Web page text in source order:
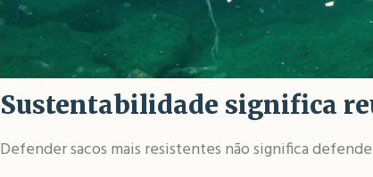
Sustentabilidade significa
Defender sacos mais resistentes não significa